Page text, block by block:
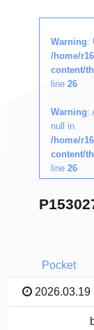
Warning:
/home/
content/
line 26
Warning:
null in
/home/
content/
line 26
Pocket
2026.03.19